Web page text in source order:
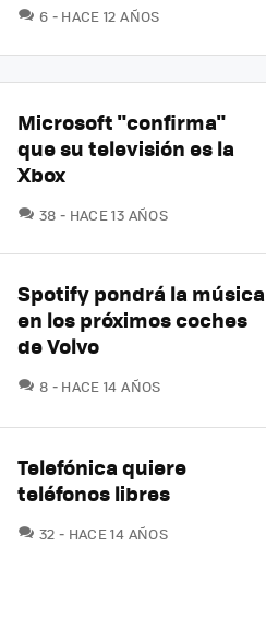
6 COMENTARIOS
HACE 12 AÑOS
Microsoft "confirma"
que su televisión es la
Xbox
38 COMENTARIOS
HACE 13 AÑOS
Spotify pondrá la música
en los próximos coches
de Volvo
8 COMENTARIOS
HACE 14 AÑOS
Telefónica quiere
teléfonos libres
32 COMENTARIOS
HACE 14 AÑOS